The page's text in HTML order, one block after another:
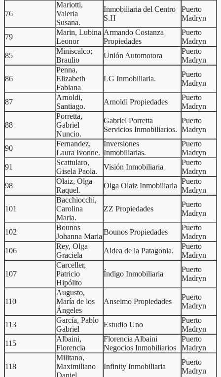
76
Mariotti,
Valeria
Susana.
Inmobiliaria del Centro
S.H
Puerto
Madryn
79
Marin, Lubina
Leonor
Armando Costanza
Propiedades
Puerto
Madryn
85
Miniscalco;
Braulio
Unión Automotora
Puerto
Madryn
86
Penna,
Elizabeth
Fabiana
LG Inmobiliaria.
Puerto
Madryn
87
Arnoldi,
Santiago.
Arnoldi Propiedades
Puerto
Madryn
88
Porretta,
Gabriel
Nuncio.
Gabriel Porretta
Servicios Inmobiliarios.
Puerto
Madryn
90
Fernandez,
Laura Ivonne.
Inversiones
Inmobiliarias.
Puerto
Madryn
91
Scattularo,
Gisela Paola.
Visión Inmobiliaria
Puerto
Madryn
98
Olaiz, Olga
Raquel.
Olga Olaiz Inmobiliaria
Puerto
Madryn
101
Bacchiocchi,
Carolina
Maria.
ZZ Propiedades
Puerto
Madryn
102
Bounos
Johanna Maria
Bounos Propiedades
Puerto
Madryn
106
Rey, Olga
Graciela
Aldea de la Patagonia.
Puerto
Madryn
107
Carceller,
Patricio
Hipólito
Índigo Inmobiliaria
Puerto
Madryn
110
Augusto,
María de los
Ángeles
Anselmo Propiedades
Puerto
Madryn
113
García, Pablo
Gabriel
Estudio Uno
Puerto
Madryn
115
Albaini,
Florencia
Florencia Albaini
Negocios Inmobiliarios
Puerto
Madryn
118
Militano,
Maximiliano
Infinity Inmobiliaria
Puerto
Madryn